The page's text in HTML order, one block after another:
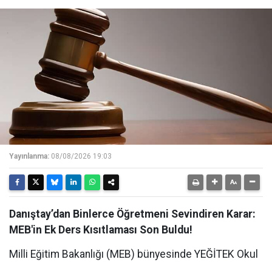
Yayınlanma: 08/08/2026 19:03
Danıştay’dan Binlerce Öğretmeni Sevindiren Karar:
MEB'in Ek Ders Kısıtlaması Son Buldu!
Milli Eğitim Bakanlığı (MEB) bünyesinde YEĞİTEK Okul